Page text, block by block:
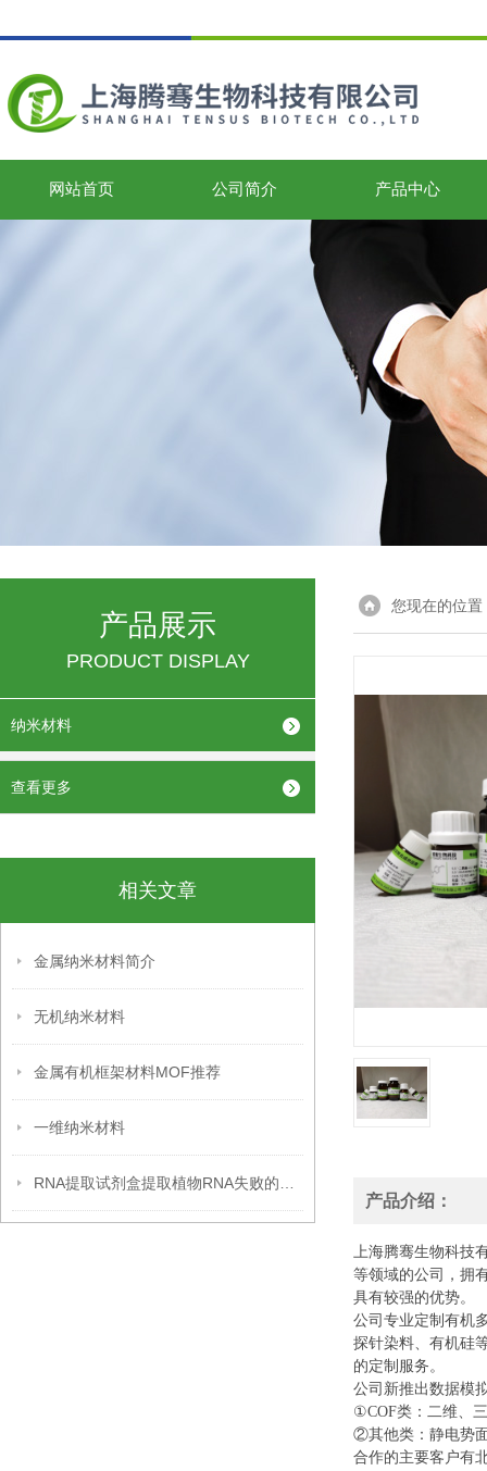
网站首页 公司简介 产品中心
产品展示
PRODUCT DISPLAY
纳米材料
查看更多
相关文章
金属纳米材料简介
无机纳米材料
金属有机框架材料MOF推荐
一维纳米材料
您现在的位置
产品介绍：
上海腾骞生物科技
等领域的公司，拥
具有较强的优势。
公司专业定制有机
探针染料、有机硅
的定制服务。
公司新推出数据模
①COF类：二维、
②其他类：静电势
合作的主要客户有